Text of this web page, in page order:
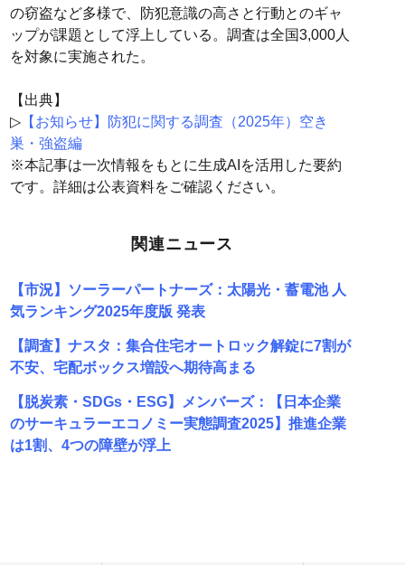
の窃盗など多様で、防犯意識の高さと行動とのギャ
ップが課題として浮上している。調査は全国3,000人
を対象に実施された。
【出典】
▷【お知らせ】防犯に関する調査（2025年）空き
巣・強盗編
※本記事は一次情報をもとに生成AIを活用した要約
です。詳細は公表資料をご確認ください。
関連ニュース
【市況】ソーラーパートナーズ：太陽光・蓄電池 人
気ランキング2025年度版 発表
【調査】ナスタ：集合住宅オートロック解錠に7割が
不安、宅配ボックス増設へ期待高まる
【脱炭素・SDGs・ESG】メンバーズ：【日本企業
のサーキュラーエコノミー実態調査2025】推進企業
は1割、4つの障壁が浮上